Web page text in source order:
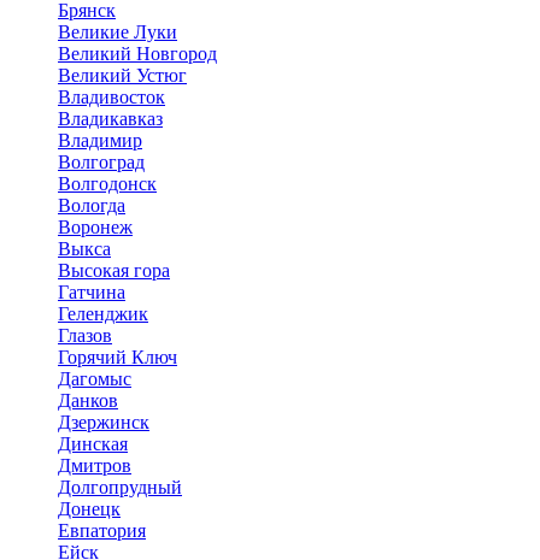
Брянск
Великие Луки
Великий Новгород
Великий Устюг
Владивосток
Владикавказ
Владимир
Волгоград
Волгодонск
Вологда
Воронеж
Выкса
Высокая гора
Гатчина
Геленджик
Глазов
Горячий Ключ
Дагомыс
Данков
Дзержинск
Динская
Дмитров
Долгопрудный
Донецк
Евпатория
Ейск